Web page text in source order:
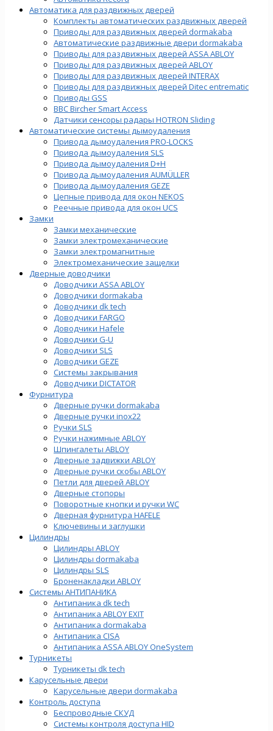
Автоматика для раздвижных дверей
Комплекты автоматических раздвижных дверей
Приводы для раздвижных дверей dormakaba
Автоматические раздвижные двери dormakaba
Приводы для раздвижных дверей ASSA ABLOY
Приводы для раздвижных дверей ABLOY
Приводы для раздвижных дверей INTERAX
Приводы для раздвижных дверей Ditec entrematic
Приводы GSS
BBC Bircher Smart Access
Датчики сенсоры радары HOTRON Sliding
Автоматические системы дымоудаления
Привода дымоудаления PRO-LOCKS
Привода дымоудаления SLS
Привода дымоудаления D+H
Привода дымоудаления AUMÜLLER
Привода дымоудаления GEZE
Цепные привода для окон NEKOS
Реечные привода для окон UСS
Замки
Замки механические
Замки электромеханические
Замки электромагнитные
Электромеханические защелки
Дверные доводчики
Доводчики ASSA ABLOY
Доводчики dormakaba
Доводчики dk tech
Доводчики FARGO
Доводчики Hafele
Доводчики G-U
Доводчики SLS
Доводчики GEZE
Cистемы закрывания
Доводчики DICTATOR
Фурнитура
Дверные ручки dormakaba
Дверные ручки inox22
Ручки SLS
Ручки нажимные ABLOY
Шпингалеты ABLOY
Дверные задвижки ABLOY
Дверные ручки скобы ABLOY
Петли для дверей ABLOY
Дверные стопоры
Поворотные кнопки и ручки WC
Дверная фурнитура HAFELE
Ключевины и заглушки
Цилиндры
Цилиндры ABLOY
Цилиндры dormakaba
Цилиндры SLS
Броненакладки ABLOY
Системы АНТИПАНИКА
Антипаника dk tech
Антипаника ABLOY EXIT
Антипаника dormakaba
Антипаника СISA
Антипаника ASSA ABLOY OneSystem
Турникеты
Турникеты dk tech
Карусельные двери
Карусельные двери dormakaba
Контроль доступа
Беспроводные СКУД
Системы контроля доступа HID